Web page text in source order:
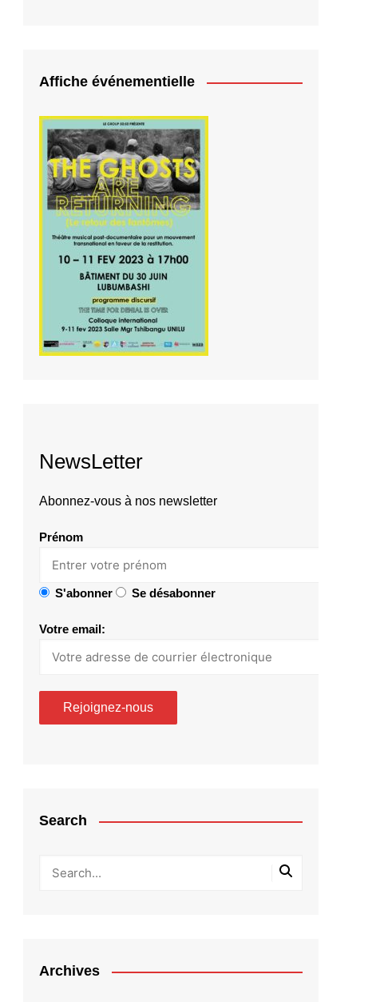
Affiche événementielle
NewsLetter
Abonnez-vous à nos newsletter
Prénom
S'abonner Se désabonner
Votre email:
Search
Archives